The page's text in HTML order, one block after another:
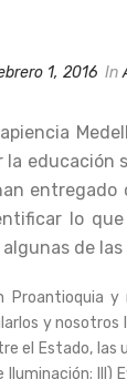
1, 2016 In
educación
lo
de
Proantioquia
y nosotros
el Estado, las
Iluminación;